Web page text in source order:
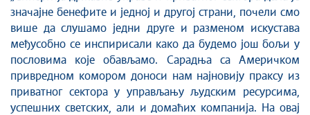
значајне бенефите и једној и другој страни, почели смо
више да слушамо једни друге и разменом искустава
међусобно се инспирисали како да будемо још бољи у
пословима које обављамо. Сарадња са Америчком
привредном комором доноси нам најновију праксу из
приватног сектора у управљању људским ресурсима,
успешних светских, али и домаћих компанија. На овај